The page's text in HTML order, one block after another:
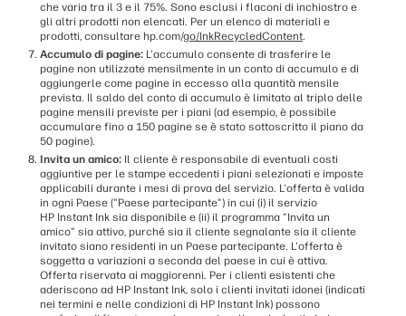
che varia tra il 3 e il 75%. Sono esclusi i flaconi di inchiostro e
gli altri prodotti non elencati. Per un elenco di materiali e
prodotti, consultare hp.com/go/InkRecycledContent.
Accumulo di pagine: L'accumulo consente di trasferire le
pagine non utilizzate mensilmente in un conto di accumulo e di
aggiungerle come pagine in eccesso alla quantità mensile
prevista. Il saldo del conto di accumulo è limitato al triplo delle
pagine mensili previste per i piani (ad esempio, è possibile
accumulare fino a 150 pagine se è stato sottoscritto il piano da
50 pagine).
Invita un amico: Il cliente è responsabile di eventuali costi
aggiuntive per le stampe eccedenti i piani selezionati e imposte
applicabili durante i mesi di prova del servizio. L'offerta è valida
in ogni Paese ("Paese partecipante") in cui (i) il servizio
HP Instant Ink sia disponibile e (ii) il programma "Invita un
amico" sia attivo, purché sia il cliente segnalante sia il cliente
invitato siano residenti in un Paese partecipante. L'offerta è
soggetta a variazioni a seconda del paese in cui è attiva.
Offerta riservata ai maggiorenni. Per i clienti esistenti che
aderiscono ad HP Instant Ink, solo i clienti invitati idonei (indicati
nei termini e nelle condizioni di HP Instant Ink) possono